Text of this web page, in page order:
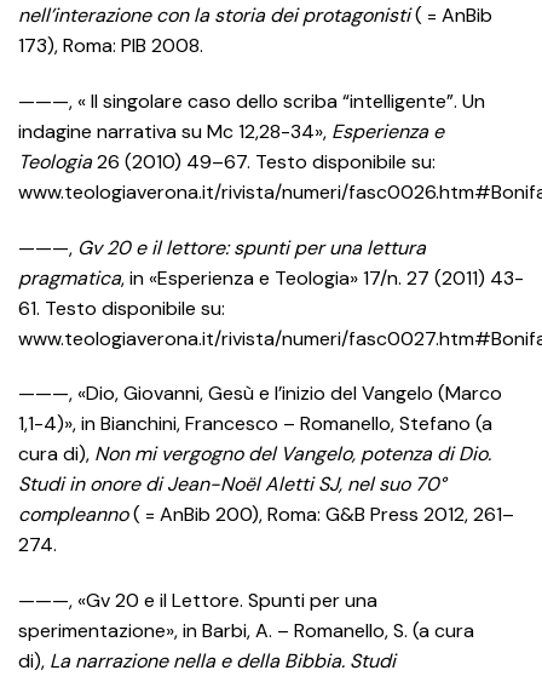
nell’interazione con la storia dei protagonisti( = AnBib
173), Roma: PIB 2008.
———, « Il singolare caso dello scriba “intelligente”. Un
indagine narrativa su Mc 12,28-34», Esperienza e
Teologia26 (2010) 49–67. Testo disponibile su:
www.teologiaverona.it/rivista/numeri/
———, Gv 20 e il lettore: spunti per una lettura
pragmatica, in «Esperienza e Teologia» 17/n. 27 (2011) 43-
61. Testo disponibile su:
www.teologiaverona.it/rivista/numeri/
———, «Dio, Giovanni, Gesù e l’inizio del Vangelo (Marco
1,1-4)», in Bianchini, Francesco – Romanello, Stefano (a
cura di), Non mi vergogno del Vangelo, potenza di Dio.
Studi in onore di Jean-Noël Aletti SJ, nel suo 70°
compleanno( = AnBib 200), Roma: G&B Press 2012, 261–
274.
———, «Gv 20 e il Lettore. Spunti per una
sperimentazione», in Barbi, A. – Romanello, S. (a cura
di), La narrazione nella e della Bibbia. Studi